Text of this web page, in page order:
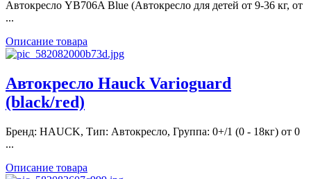
Автокресло YB706A Blue (Автокресло для детей от 9-36 кг, от
...
Описание товара
Автокресло Hauck Varioguard
(black/red)
Бренд: HAUCK, Тип: Автокресло, Группа: 0+/1 (0 - 18кг) от 0
...
Описание товара